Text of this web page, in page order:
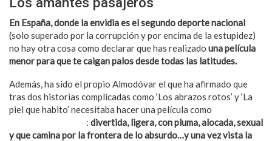
En España, donde la envidia es el segundo deporte nacional
(solo superado por la corrupción y por encima de la estupidez)
no hay otra cosa como declarar que has realizado una película
menor para que te caigan palos desde todas las latitudes.
Además, ha sido el propio Almodóvar el que ha afirmado que
tras dos historias complicadas como ‘Los abrazos rotos’ y ‘La
piel que habito’ necesitaba hacer una película como
: divertida, ligera, con pluma, alocada, sexual
y que camina por la frontera de lo absurdo…y una vez vista la